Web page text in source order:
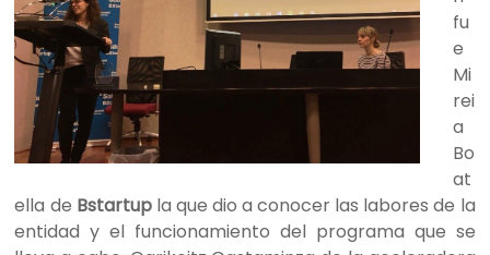
fu
e
Mi
rei
a
Bo
at
ella de Bstartupla que dio a conocer las labores de la
entidad y el funcionamiento del programa que se